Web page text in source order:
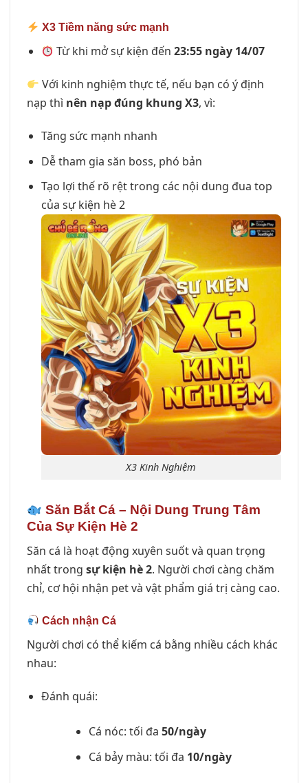
X3 Tiềm năng sức mạnh
Từ khi mở sự kiện đến23:55 ngày 14/07
Với kinh nghiệm thực tế, nếu bạn có ý định
nạp thì nên nạp đúng khung X3, vì:
Tăng sức mạnh nhanh
Dễ tham gia săn boss, phó bản
Tạo lợi thế rõ rệt trong các nội dung đua top
của sự kiện hè 2
X3 Kinh Nghiệm
Săn Bắt Cá – Nội Dung Trung Tâm
Của Sự Kiện Hè 2
Săn cá là hoạt động xuyên suốt và quan trọng
nhất trong sự kiện hè 2. Người chơi càng chăm
chỉ, cơ hội nhận pet và vật phẩm giá trị càng cao.
Cách nhận Cá
Người chơi có thể kiếm cá bằng nhiều cách khác
nhau:
Đánh quái:
Cá nóc: tối đa 50/ngày
Cá bảy màu: tối đa 10/ngày